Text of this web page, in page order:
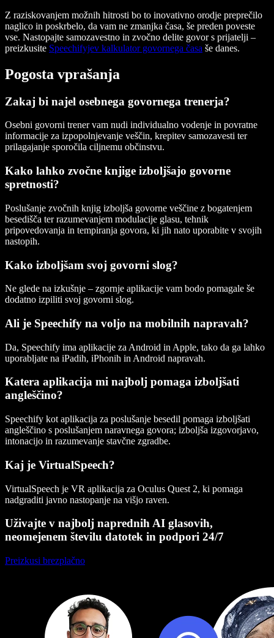
Z raziskovanjem možnih hitrosti bo to inovativno orodje preprečilo
naglico in poskrbelo, da vam ne zmanjka časa, še preden poveste
vse. Nastopajte samozavestno in zvočno delite govor s prijatelji –
preizkusite Speechifyjev kalkulator govornega časa še danes.
Pogosta vprašanja
Zakaj bi najel osebnega govornega trenerja?
Osebni govorni trener vam nudi individualno vodenje in povratne
informacije za izpopolnjevanje veščin, krepitev samozavesti ter
prilagajanje sporočila ciljnemu občinstvu.
Kako lahko zvočne knjige izboljšajo govorne
spretnosti?
Poslušanje zvočnih knjig izboljša govorne veščine z bogatenjem
besedišča ter razumevanjem modulacije glasu, tehnik
pripovedovanja in tempiranja govora, ki jih nato uporabite v svojih
nastopih.
Kako izboljšam svoj govorni slog?
Ne glede na izkušnje – zgornje aplikacije vam bodo pomagale še
dodatno izpiliti svoj govorni slog.
Ali je Speechify na voljo na mobilnih napravah?
Da, Speechify ima aplikacije za Android in Apple, tako da ga lahko
uporabljate na iPadih, iPhonih in Android napravah.
Katera aplikacija mi najbolj pomaga izboljšati
angleščino?
Speechify kot aplikacija za poslušanje besedil pomaga izboljšati
angleščino s poslušanjem naravnega govora; izboljša izgovorjavo,
intonacijo in razumevanje stavčne zgradbe.
Kaj je VirtualSpeech?
VirtualSpeech je VR aplikacija za Oculus Quest 2, ki pomaga
nadgraditi javno nastopanje na višjo raven.
Uživajte v najbolj naprednih AI glasovih,
neomejenem številu datotek in podpori 24/7
Preizkusi brezplačno